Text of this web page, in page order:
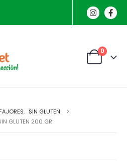
0
, SIN GLUTEN
GLUTEN 200 GR